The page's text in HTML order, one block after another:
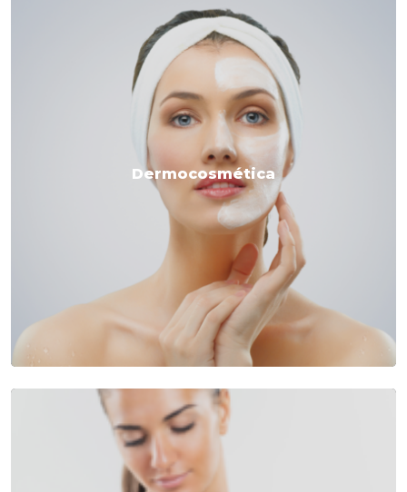
Dermocosmética